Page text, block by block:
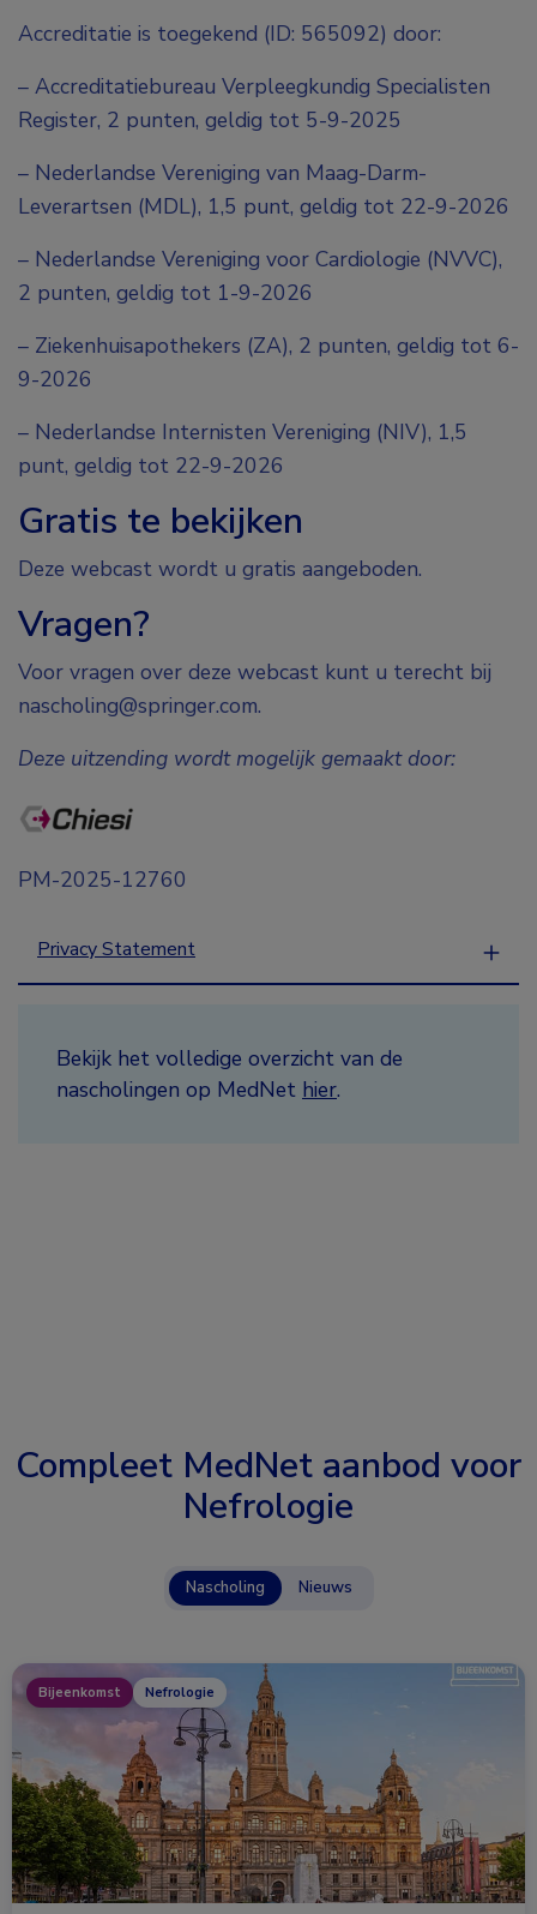
Accreditatie is toegekend (ID: 565092) door:
– Accreditatiebureau Verpleegkundig Specialisten
Register, 2 punten, geldig tot 5-9-2025
– Nederlandse Vereniging van Maag-Darm-
Leverartsen (MDL), 1,5 punt, geldig tot 22-9-2026
– Nederlandse Vereniging voor Cardiologie (NVVC),
2 punten, geldig tot 1-9-2026
– Ziekenhuisapothekers (ZA), 2 punten, geldig tot 6-
9-2026
– Nederlandse Internisten Vereniging (NIV), 1,5
punt, geldig tot 22-9-2026
Gratis te bekijken
Deze webcast wordt u gratis aangeboden.
Vragen?
Voor vragen over deze webcast kunt u terecht bij
nascholing@springer.com.
Deze uitzending wordt mogelijk gemaakt door:
PM-2025-12760
Privacy Statement
Bekijk het volledige overzicht van de
nascholingen op MedNet hier.
Compleet MedNet aanbod voor
Nefrologie
Nascholing Nieuws
Bijeenkomst Nefrologie